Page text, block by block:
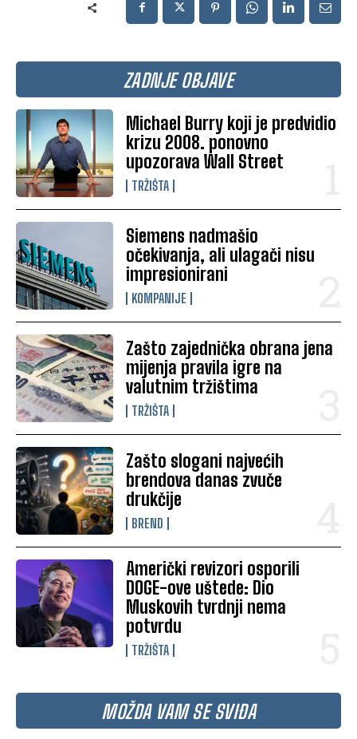
ZADNJE OBJAVE
Michael Burry koji je predvidio
krizu 2008. ponovno
upozorava Wall Street
TRŽIŠTA
Siemens nadmašio
očekivanja, ali ulagači nisu
impresionirani
KOMPANIJE
Zašto zajednička obrana jena
mijenja pravila igre na
valutnim tržištima
TRŽIŠTA
Zašto slogani najvećih
brendova danas zvuče
drukčije
BREND
Američki revizori osporili
DOGE-ove uštede: Dio
Muskovih tvrdnji nema
potvrdu
TRŽIŠTA
MOŽDA VAM SE SVIĐA